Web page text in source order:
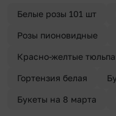
Белые розы 101 шт
Розы пионовидные
Красно-желтые
Гортензия белая
Букеты на 8 марта